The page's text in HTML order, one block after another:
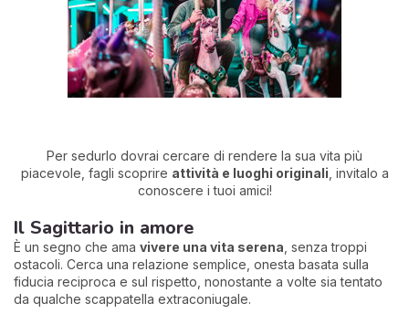
Per sedurlo dovrai cercare di rendere la sua vita più
piacevole, fagli scoprire attività e luoghi originali , invitalo a
conoscere i tuoi amici!
Il Sagittario in amore
È un segno che ama vivere una vita serena , senza troppi
ostacoli. Cerca una relazione semplice, onesta basata sulla
fiducia reciproca e sul rispetto, nonostante a volte sia tentato
da qualche scappatella extraconiugale.